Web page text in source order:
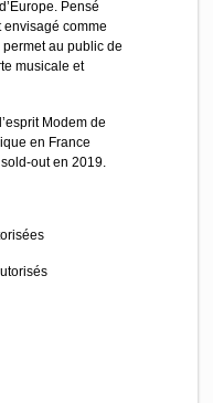
Pensé
envisagé comme
au public de
musicale et
Modem de
en France
out en 2019.